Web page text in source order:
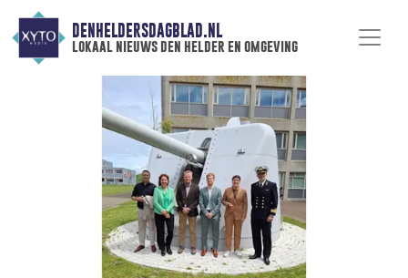
DENHELDERSDAGBLAD.NL
lokaal nieuws den helder en omgeving